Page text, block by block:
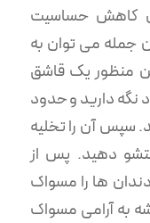
کاهش حساسیت
جمله می توان به
منظور یک قاشق
نگه دارید و حدود
سپس آن را تخلیه
دهید. پس از
ها را مسواک
به آرامی مسواک